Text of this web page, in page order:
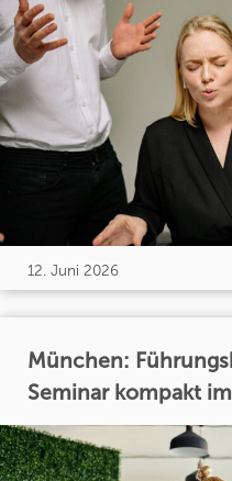
12. Juni 2026
München:
Seminar kompakt